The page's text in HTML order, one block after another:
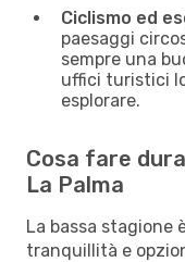
Ciclismo ed
paesaggi
sempre una
uffici turistici
esplorare.
Cosa fare
La Palma
La bassa stagione
tranquillità e